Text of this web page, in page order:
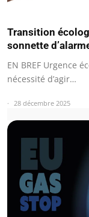
Transition
sonnette
EN BREF Urgence
nécessité d’agir…
28 décembre 2025